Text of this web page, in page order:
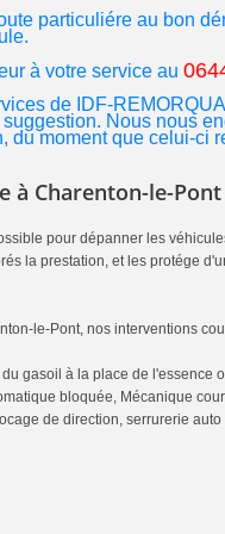
particuliére au bon
à votre service au
de IDF-
Nous nous
du moment que celui-ci
à Charenton-le-Pont
pour dépanner les
la prestation, et les protége
le-Pont, nos interventions
gasoil à la place de l'essence
bloquée, Mécanique
de direction, serrurerie